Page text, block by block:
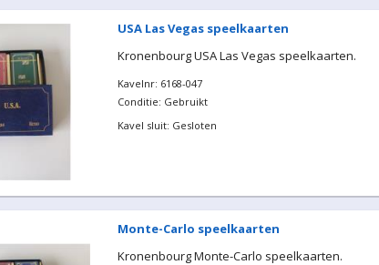
USA Las Vegas speelkaarten
Kronenbourg USA Las Vegas speelkaarten.
Kavelnr: 6168-047
Conditie: Gebruikt
Kavel sluit: Gesloten
Monte-Carlo speelkaarten
Kronenbourg Monte-Carlo speelkaarten.